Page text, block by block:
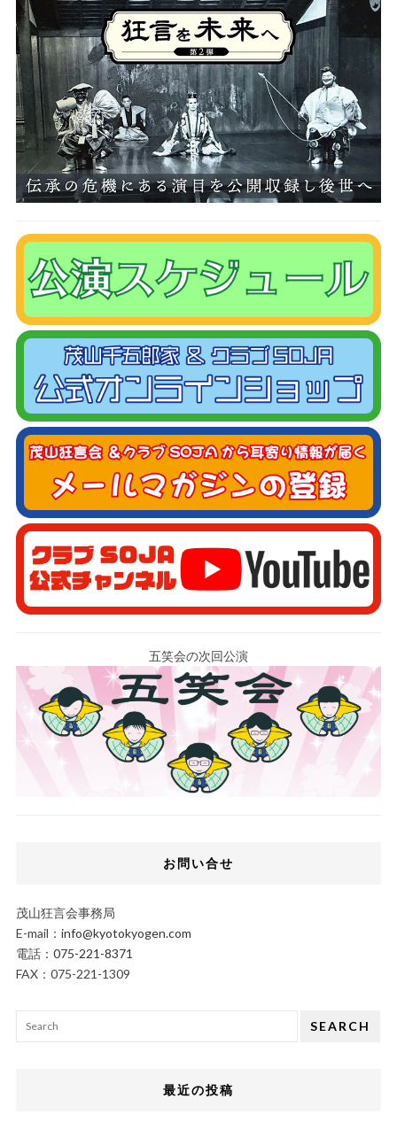
五笑会の次回公演
お問い合せ
茂山狂言会事務局
E-mail： info@kyotokyogen.com
電話： 075-221-8371
FAX：075-221-1309
SEARCH
最近の投稿